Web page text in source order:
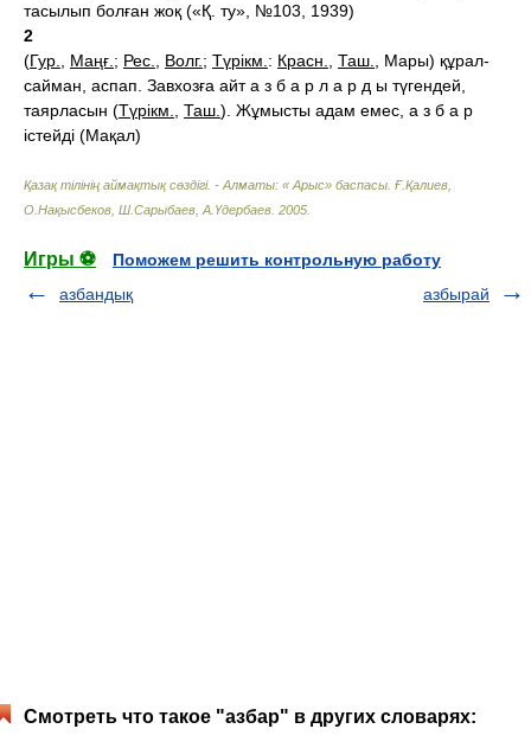
тасылып болған жоқ («Қ. ту», №103, 1939)
2
(Гур. Маңғ. ; Рес. Волг.; Түрікм. : Красн. Таш.
, Мары) құрал-
сайман, аспап. Завхозға айт а з б а р л а р д ы түгендей,
таярласын (Түрікм. Таш. ). Жұмысты адам емес, а з б а р
істейді (Мақал)
Қазақ тілінің аймақтық сөздігі. - Алматы: « Арыс» баспасы Ғ.Қалиев,
О.Нақысбеков, Ш.Сарыбаев, А.Үдербаев 2005
Игры ⚽
Поможем решить контрольную работу
азбандық
азбырай
Смотреть что такое "азбар" в других словарях: